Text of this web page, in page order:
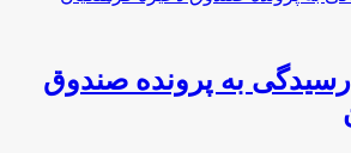
به پرونده صندوق